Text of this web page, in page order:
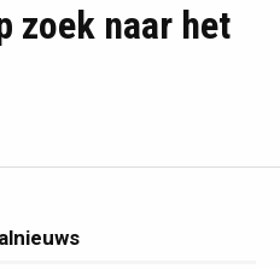
zoek naar het